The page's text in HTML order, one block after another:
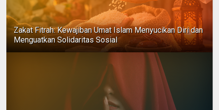
Zakat Fitrah: Kewajiban Umat Islam Menyucikan Diri dan
Menguatkan Solidaritas Sosial